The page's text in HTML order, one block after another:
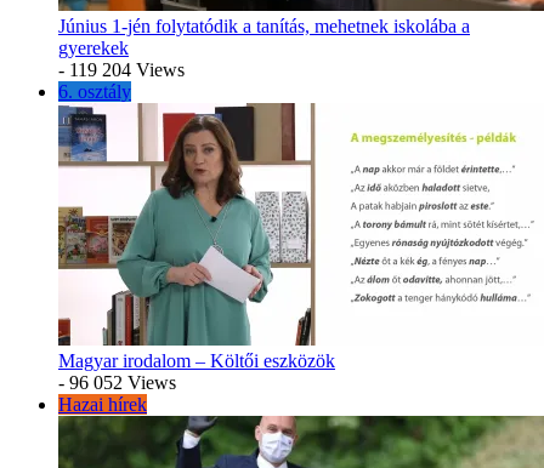
Június 1-jén folytatódik a tanítás, mehetnek iskolába a
gyerekek
- 119 204 Views
6. osztály
Magyar irodalom – Költői eszközök
- 96 052 Views
Hazai hírek